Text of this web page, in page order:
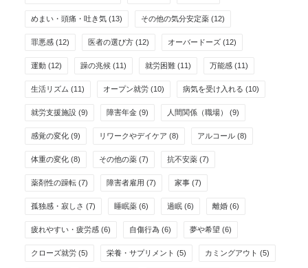
めまい・頭痛・吐き気 (13) その他の気分安定薬 (12)
罪悪感 (12) 医者の選び方 (12) オーバードーズ (12)
運動 (12) 躁の兆候 (11) 就労困難 (11) 万能感 (11)
生活リズム (11) オープン就労 (10) 病気を受け入れる (10)
就労支援施設 (9) 障害年金 (9) 人間関係（職場） (9)
感覚の変化 (9) リワークやデイケア (8) アルコール (8)
体重の変化 (8) その他の薬 (7) 抗不安薬 (7)
薬剤性の躁転 (7) 障害者雇用 (7) 家事 (7)
孤独感・寂しさ (7) 睡眠薬 (6) 過眠 (6) 離婚 (6)
疲れやすい・疲労感 (6) 自傷行為 (6) 夢や希望 (6)
クローズ就労 (5) 栄養・サプリメント (5) カミングアウト (5)